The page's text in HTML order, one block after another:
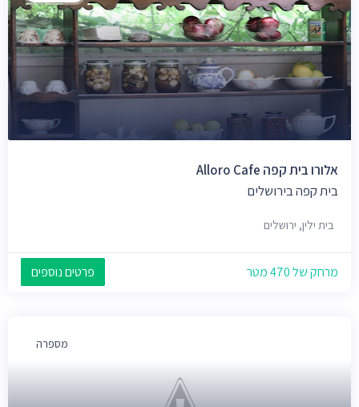
אלורו בית קפה Alloro Cafe
בית קפה בירושלים
בית ילין, ירושלים
מרחק של 470 מטר פרטים נוספים
מספרה